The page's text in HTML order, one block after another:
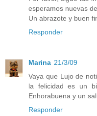
esperamos nuevas
Un abrazote y buen
Responder
Marina 21/3/09
Vaya que Lujo de
la felicidad es un
Enhorabuena y un
Responder